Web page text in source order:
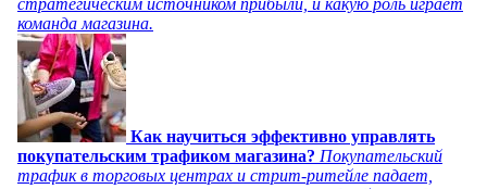
стратегическим источником прибыли, и какую роль играет
команда магазина.
Как научиться эффективно управлять
покупательским трафиком магазина? Покупательский
трафик в торговых центрах и стрит-ритейле падает,